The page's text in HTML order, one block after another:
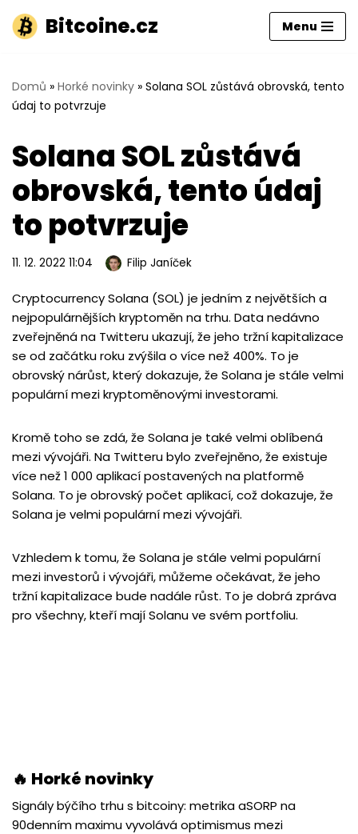
Přeskočit
obsah
Bitcoine.cz Menu
Domů » Horké novinky » Solana SOL zůstává obrovská, tento
údaj to potvrzuje
Solana SOL zůstává
obrovská, tento údaj
to potvrzuje
11. 12. 2022 11:04 Filip Janíček
Cryptocurrency Solana (SOL) je jedním z největších a
nejpopulárnějších kryptoměn na trhu. Data nedávno
zveřejněná na Twitteru ukazují, že jeho tržní kapitalizace
se od začátku roku zvýšila o více než 400%. To je
obrovský nárůst, který dokazuje, že Solana je stále velmi
populární mezi kryptoměnovými investorami.
Kromě toho se zdá, že Solana je také velmi oblíbená
mezi vývojáři. Na Twitteru bylo zveřejněno, že existuje
více než 1 000 aplikací postavených na platformě
Solana. To je obrovský počet aplikací, což dokazuje, že
Solana je velmi populární mezi vývojáři.
Vzhledem k tomu, že Solana je stále velmi populární
mezi investorů i vývojáři, můžeme očekávat, že jeho
tržní kapitalizace bude nadále růst. To je dobrá zpráva
pro všechny, kteří mají Solanu ve svém portfoliu.
🔥 Horké novinky
Signály býčího trhu s bitcoiny: metrika aSORP na
90denním maximu vyvolává optimismus mezi